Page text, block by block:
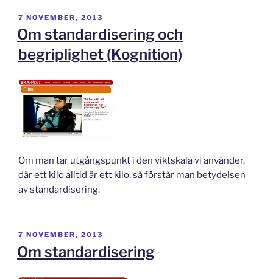
PUBLICERAT
7 NOVEMBER, 2013
Om standardisering och
begriplighet (Kognition)
Om man tar utgångspunkt i den viktskala vi använder,
där ett kilo alltid är ett kilo, så förstår man betydelsen
av standardisering.
PUBLICERAT
7 NOVEMBER, 2013
Om standardisering